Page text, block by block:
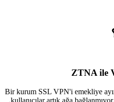
ZTNA ile
Bir kurum SSL VPN'i emekliye